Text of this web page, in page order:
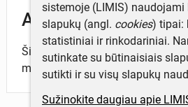
Aprašymas
Šiauliai – Saulės miestas.
miesto šventė „Šiaulių dienos
sistemoje (LIMIS)
slapukų (angl. cookies) tipai:
statistiniai ir rinkodariniai.
sutinkate su būtinaisiais
sutikti ir su visų slapukų
Sužinokite daugiau apie